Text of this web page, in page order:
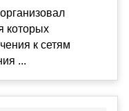
которых
к сетям
...